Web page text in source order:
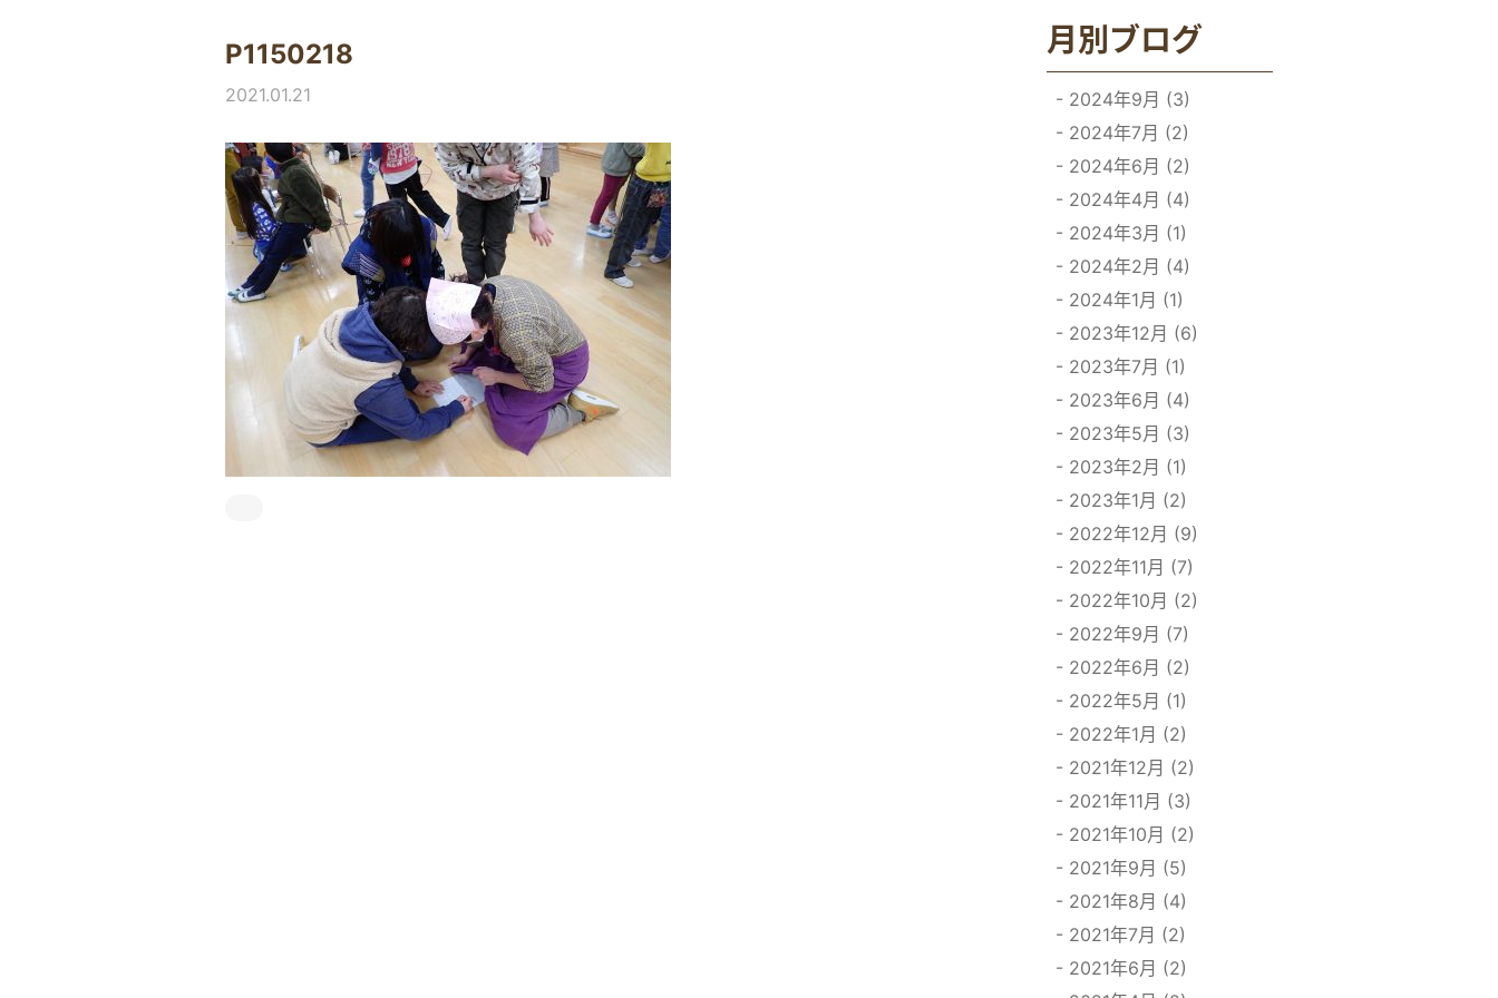
P1150218
2021.01.21
月別ブログ
2024年9月 (3)
2024年7月 (2)
2024年6月 (2)
2024年4月 (4)
2024年3月 (1)
2024年2月 (4)
2024年1月 (1)
2023年12月 (6)
2023年7月 (1)
2023年6月 (4)
2023年5月 (3)
2023年2月 (1)
2023年1月 (2)
2022年12月 (9)
2022年11月 (7)
2022年10月 (2)
2022年9月 (7)
2022年6月 (2)
2022年5月 (1)
2022年1月 (2)
2021年12月 (2)
2021年11月 (3)
2021年10月 (2)
2021年9月 (5)
2021年8月 (4)
2021年7月 (2)
2021年6月 (2)